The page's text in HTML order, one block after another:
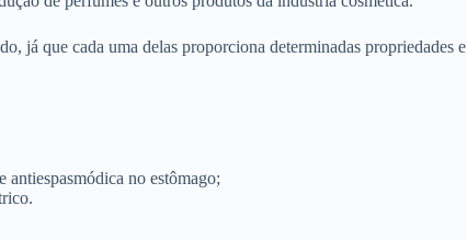
já que cada uma delas proporciona determinadas propriedades e
no estômago;